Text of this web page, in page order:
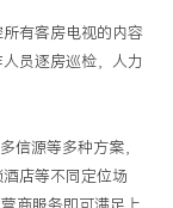
有客房电视的内容
员逐房巡检，人力
信源等多种方案，
店等不同定位场